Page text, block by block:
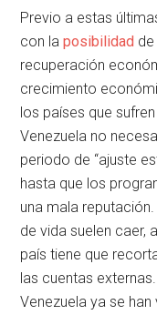
Previo a estas
con laposibilidad
recuperación
crecimiento
los países que
Venezuela no
periodo de “ajuste
hasta que los
una mala
de vida suelen caer,
país tiene que
las cuentas
Venezuela ya se